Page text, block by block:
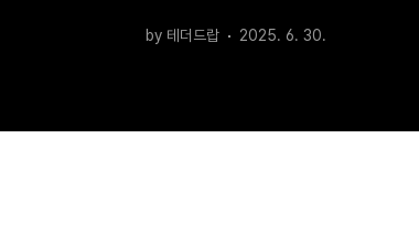
by 테더드랍 2025. 6. 30.